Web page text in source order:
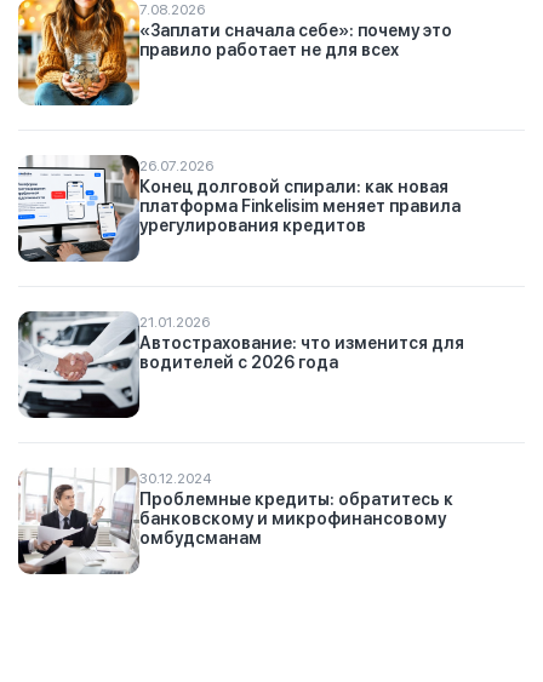
7.08.2026
«Заплати сначала себе»: почему это
правило работает не для всех
26.07.2026
Конец долговой спирали: как новая
платформа Finkelisim меняет правила
урегулирования кредитов
21.01.2026
Автострахование: что изменится для
водителей с 2026 года
30.12.2024
Проблемные кредиты: обратитесь к
банковскому и микрофинансовому
омбудсманам